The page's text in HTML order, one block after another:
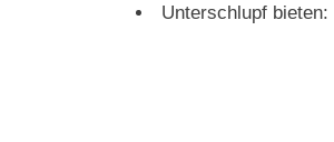
Unterschlupf